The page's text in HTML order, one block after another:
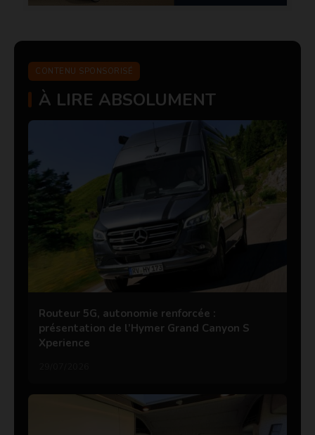
CONTENU SPONSORISÉ
À LIRE ABSOLUMENT
Routeur 5G, autonomie renforcée :
présentation de l’Hymer Grand Canyon S
Xperience